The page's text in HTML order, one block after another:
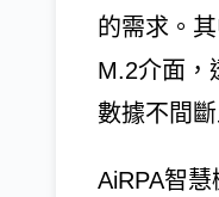
的需求。
M.2介面，
數據不間
AiRPA智